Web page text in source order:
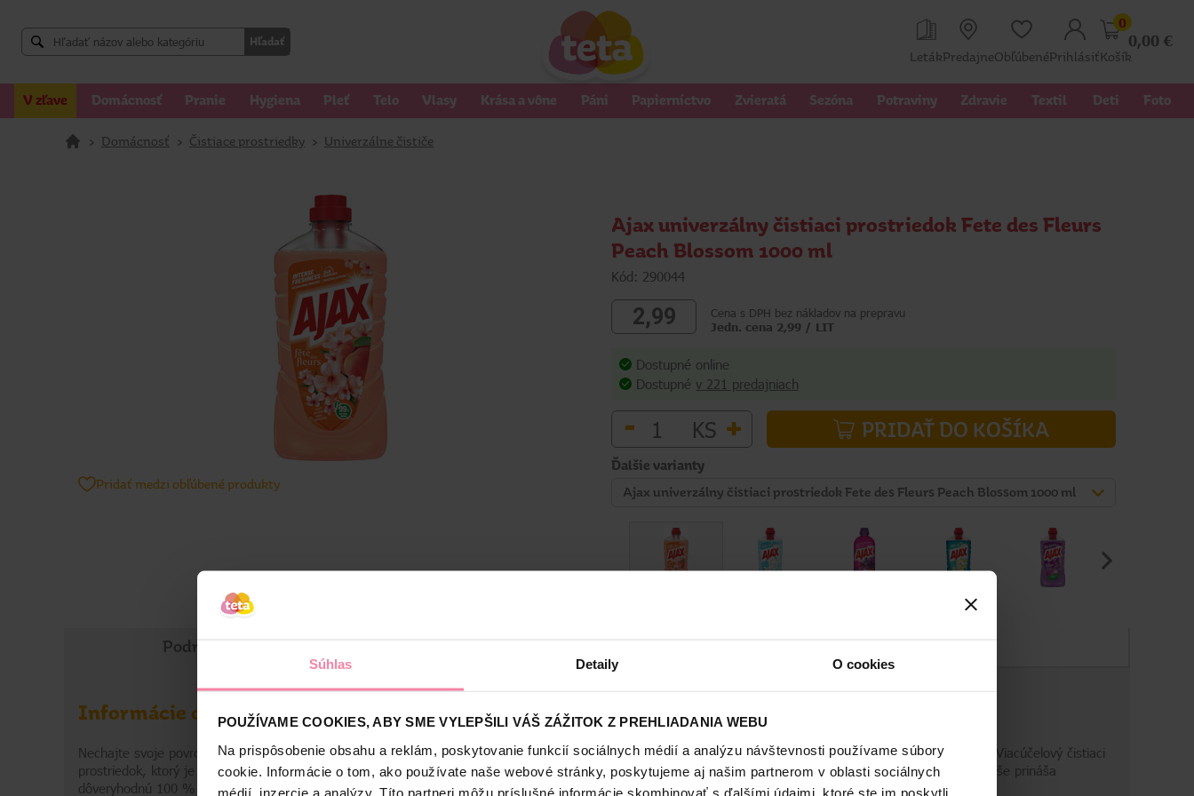
Súhlas Detaily O cookies
POUŽÍVAME COOKIES, ABY SME VYLEPŠILI VÁŠ ZÁŽITOK Z PREHLIADANIA WEBU
Na prispôsobenie obsahu a reklám, poskytovanie funkcií sociálnych médií a analýzu návštevnosti používame súbory
cookie. Informácie o tom, ako používate naše webové stránky, poskytujeme aj našim partnerom v oblasti sociálnych
médií, inzercie a analýzy. Títo partneri môžu príslušné informácie skombinovať s ďalšími údajmi, ktoré ste im poskytli
Hľadať
LetákPredajneObľúbenéPrihlásiť
0
0,00 €
Košík
V zľave Domácnosť Pranie Hygiena Pleť Telo Vlasy Krása a vône Páni Papierníctvo Zvieratá Sezóna Potraviny Zdravie Textil Deti Foto
> Domácnosť > Čistiace prostriedky > Univerzálne čističe
Pridať medzi obľúbené produkty
Ajax univerzálny čistiaci prostriedok Fete des Fleurs
Peach Blossom 1000 ml
Kód: 290044
2,99
Cena s DPH bez nákladov na prepravu
Jedn. cena 2,99 / LIT
Dostupné online
Dostupné v 221 predajniach
- KS + PRIDAŤ DO KOŠÍKA
Ďalšie varianty
Ajax univerzálny čistiaci prostriedok Fete des Fleurs Peach Blossom 1000 ml
Podrobné informácie
Informácie o výrobku
Nechajte svoje povrchy žiarivo čisté, lesklé a so sviežou vôňou zakaždým, keď použijete viacúčelový čistiaci prostriedok Ajax F?te des Fleurs Peach Blossom. Viacúčelový čistiaci
prostriedok, ktorý je vyrobený z prírodných výťažkov, odstraňuje pachy a zanecháva 24 hodín prirodzenej sviežosti v celom vašom dome. Čistič povrchov navyše prináša
dôveryhodnú 100 % čistiacu silu Ajaxu a so špinou si poradí v okamihu! A je účinný aj v studenej vode!